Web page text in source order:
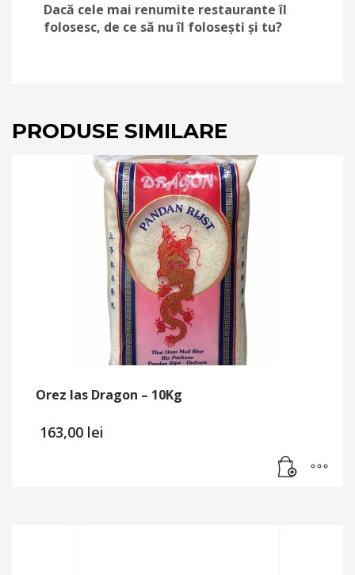
Dacă cele mai renumite restaurante îl
folosesc, de ce să nu îl folosești și tu?
PRODUSE SIMILARE
Orez Ias Dragon – 10Kg
163,00 lei